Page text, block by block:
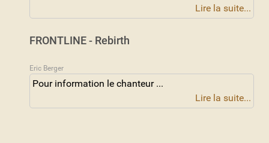
Lire la suite...
FRONTLINE - Rebirth
Eric Berger
Pour information le chanteur ...
Lire la suite...